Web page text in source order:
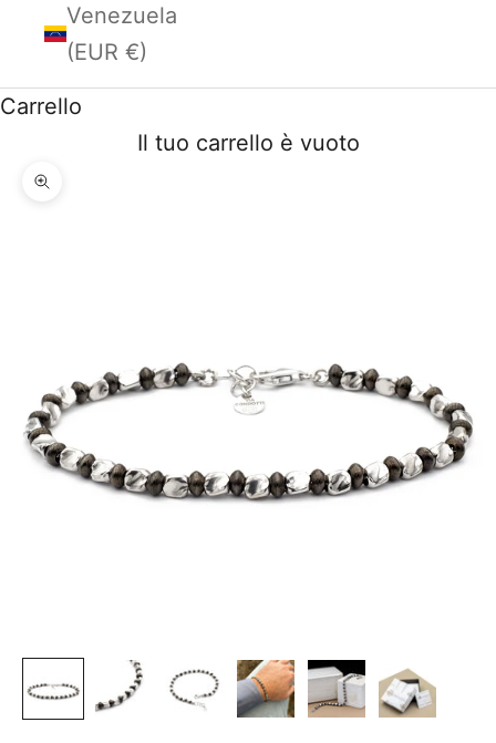
Venezuela
(EUR €)
Carrello
Il tuo carrello è vuoto
Ingrandisci immagine